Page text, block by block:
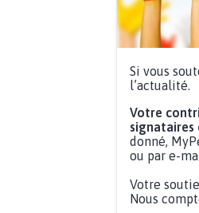
Si vous
l’actualité.
Votre
signataires
donné,
ou par e-
Votre
Nous